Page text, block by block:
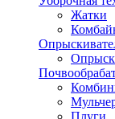
Жатки
Плуги